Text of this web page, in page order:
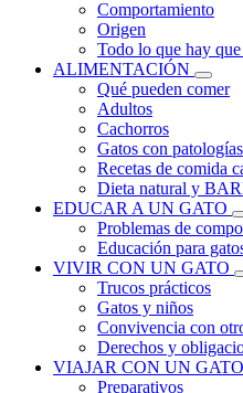
Comportamiento
Origen
Todo lo que hay que
ALIMENTACIÓN
Qué pueden comer
Adultos
Cachorros
Gatos con patologías
Recetas de comida
Dieta natural y
EDUCAR A UN GATO
Problemas de
Educación para
VIVIR CON UN GATO
Trucos prácticos
Gatos y niños
Convivencia con
Derechos y
VIAJAR CON UN GATO
Preparativos